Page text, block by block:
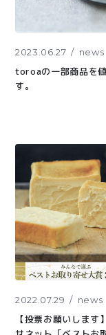
2023.06.27 news
toroaの一部商品を
す。
2022.07.29 news
【投票お願いします